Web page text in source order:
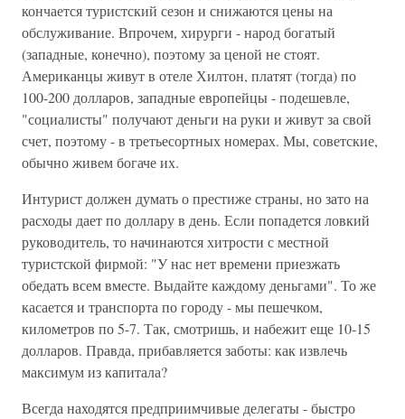
кончается туристский сезон и снижаются цены на
обслуживание. Впрочем, хирурги - народ богатый
(западные, конечно), поэтому за ценой не стоят.
Американцы живут в отеле Хилтон, платят (тогда) по
100-200 долларов, западные европейцы - подешевле,
"социалисты" получают деньги на руки и живут за свой
счет, поэтому - в третьесортных номерах. Мы, советские,
обычно живем богаче их.
Интурист должен думать о престиже страны, но зато на
расходы дает по доллару в день. Если попадется ловкий
руководитель, то начинаются хитрости с местной
туристской фирмой: "У нас нет времени приезжать
обедать всем вместе. Выдайте каждому деньгами". То же
касается и транспорта по городу - мы пешечком,
километров по 5-7. Так, смотришь, и набежит еще 10-15
долларов. Правда, прибавляется заботы: как извлечь
максимум из капитала?
Всегда находятся предприимчивые делегаты - быстро